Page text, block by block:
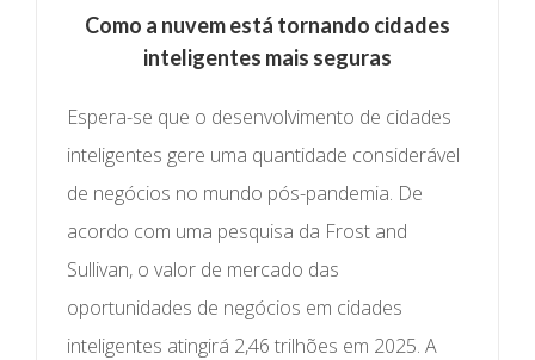
Como a nuvem está tornando cidades
inteligentes mais seguras
Espera-se que o desenvolvimento de cidades
inteligentes gere uma quantidade considerável
de negócios no mundo pós-pandemia. De
acordo com uma pesquisa da Frost and
Sullivan, o valor de mercado das
oportunidades de negócios em cidades
inteligentes atingirá 2,46 trilhões em 2025. A